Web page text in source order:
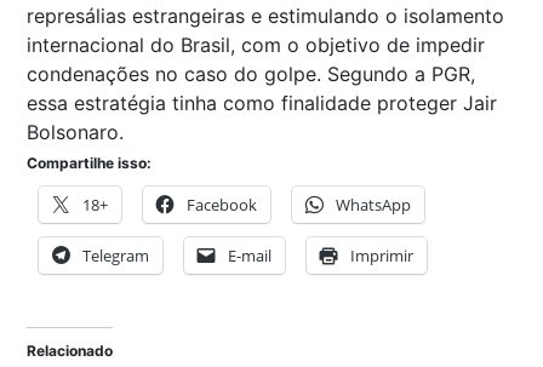
represálias estrangeiras e estimulando o isolamento
internacional do Brasil, com o objetivo de impedir
condenações no caso do golpe. Segundo a PGR,
essa estratégia tinha como finalidade proteger Jair
Bolsonaro.
Compartilhe isso:
18+ Facebook WhatsApp
Telegram E-mail Imprimir
Relacionado